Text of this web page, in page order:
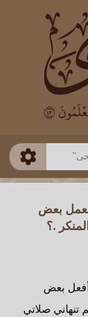
البحث
ذكي
بعض
.؟
بعض
تنهاني صلاتي